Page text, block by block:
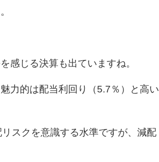
感じる決算も出ていますね。
力的は配当利回り（5.7％）と高い
スクを意識する水準ですが、減配